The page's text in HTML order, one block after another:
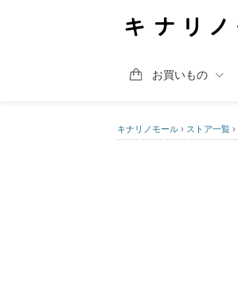
お買いもの
キナリノモール › ストア一覧 ›